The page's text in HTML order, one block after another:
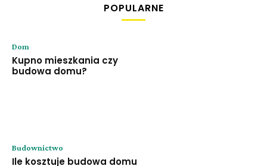
POPULARNE
Dom
Kupno mieszkania czy
budowa domu?
Budownictwo
Ile kosztuje budowa domu